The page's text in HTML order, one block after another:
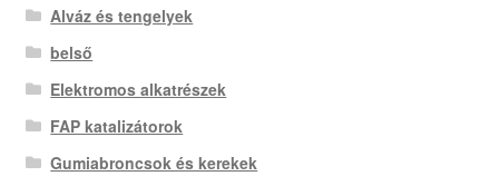
Alváz és tengelyek
belső
Elektromos alkatrészek
FAP katalizátorok
Gumiabroncsok és kerekek